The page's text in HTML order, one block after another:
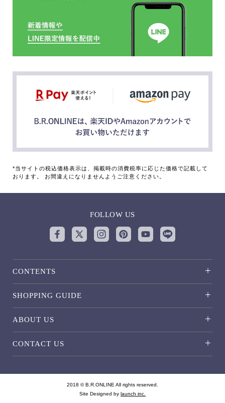
*当サイトの税込価格表示は、掲載時の消費税率に応じた価格で記載して
おります。 お間違えになりませんようご注意ください。
FOLLOW US
CONTENTS
SHOPPING GUIDE
ABOUT US
CONTACT US
2018 © B.R.ONLINE All rights reserved.
Site Designed by launch inc.